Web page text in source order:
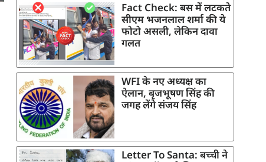
Fact Check: बस में लटकते
सीएम भजनलाल शर्मा की ये
फोटो असली, लेकिन दावा
गलत
WFI के नए अध्यक्ष का
ऐलान, बृजभूषण सिंह की
जगह लेंगे संजय सिंह
Letter To Santa: बच्ची ने